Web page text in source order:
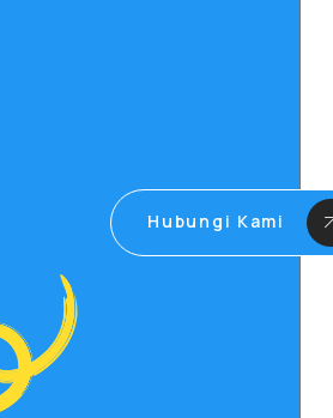
Hubungi Kami